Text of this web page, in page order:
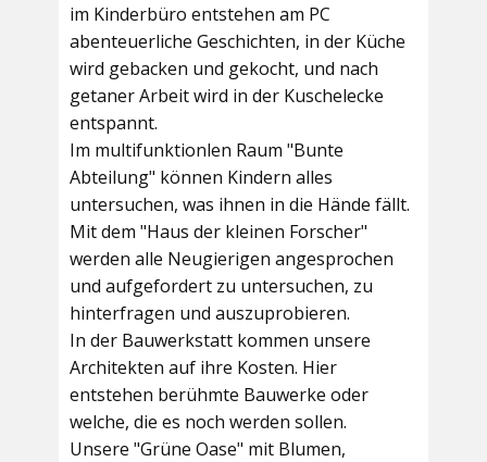
im Kinderbüro entstehen am PC
abenteuerliche Geschichten, in der Küche
wird gebacken und gekocht, und nach
getaner Arbeit wird in der Kuschelecke
entspannt.
Im multifunktionlen Raum "Bunte
Abteilung" können Kindern alles
untersuchen, was ihnen in die Hände fällt.
Mit dem "Haus der kleinen Forscher"
werden alle Neugierigen angesprochen
und aufgefordert zu untersuchen, zu
hinterfragen und auszuprobieren.
In der Bauwerkstatt kommen unsere
Architekten auf ihre Kosten. Hier
entstehen berühmte Bauwerke oder
welche, die es noch werden sollen.
Unsere "Grüne Oase" mit Blumen,